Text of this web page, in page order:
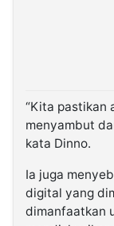
“Kita pastikan
menyambut
kata Dinno.
Ia juga
digital yang
dimanfaatkan